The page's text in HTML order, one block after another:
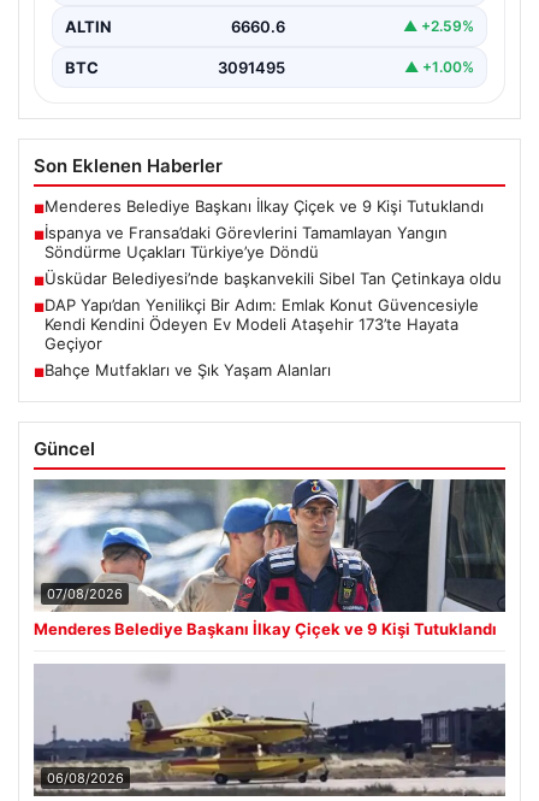
ALTIN 6660.6 ▲ +2.59%
BTC 3091495 ▲ +1.00%
Son Eklenen Haberler
■Menderes Belediye Başkanı İlkay Çiçek ve 9 Kişi Tutuklandı
■İspanya ve Fransa’daki Görevlerini Tamamlayan Yangın
Söndürme Uçakları Türkiye’ye Döndü
■Üsküdar Belediyesi’nde başkanvekili Sibel Tan Çetinkaya oldu
■DAP Yapı’dan Yenilikçi Bir Adım: Emlak Konut Güvencesiyle
Kendi Kendini Ödeyen Ev Modeli Ataşehir 173’te Hayata
Geçiyor
■Bahçe Mutfakları ve Şık Yaşam Alanları
Güncel
07/08/2026
Menderes Belediye Başkanı İlkay Çiçek ve 9 Kişi Tutuklandı
06/08/2026